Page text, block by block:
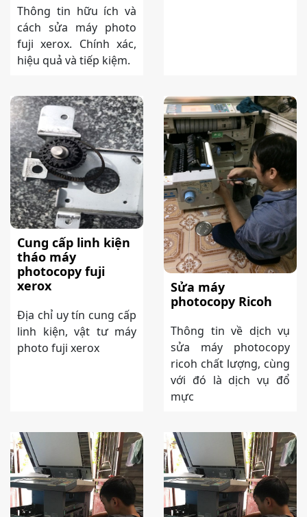
Thông tin hữu ích và
cách sửa máy photo
fuji xerox. Chính xác,
hiệu quả và tiếp kiệm.
Cung cấp linh kiện
tháo máy
photocopy fuji
xerox
Địa chỉ uy tín cung cấp
linh kiện, vật tư máy
photo fuji xerox
Sửa máy
photocopy Ricoh
Thông tin về dịch vụ
sửa máy photocopy
ricoh chất lượng, cùng
với đó là dịch vụ đổ
mực